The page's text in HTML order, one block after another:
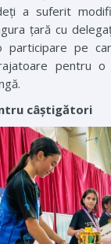
a suferit
țară cu
pe
pentru
câștigători